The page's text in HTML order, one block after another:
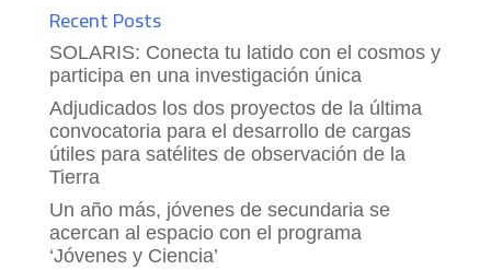
Recent Posts
SOLARIS: Conecta tu latido con el cosmos y
participa en una investigación única
Adjudicados los dos proyectos de la última
convocatoria para el desarrollo de cargas
útiles para satélites de observación de la
Tierra
Un año más, jóvenes de secundaria se
acercan al espacio con el programa
‘Jóvenes y Ciencia’